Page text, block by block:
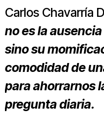
Carlos Chavarría
no es la
sino su
comodidad de
para ahorrarnos
pregunta diaria.